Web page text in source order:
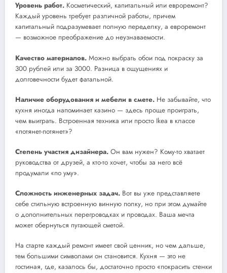
Уровень работ. Косметический, капитальный или евроремонт?
Каждый уровень требует различной работы, причем
капитальный подразумевает полную переделку, а евроремонт
— возможное преображение до неузнаваемости.
Качество материалов. Можно выбрать обои под покраску за
300 рублей или за 3000. Разница в ощущениях и
долговечности будет фатальной.
Наличие оборудования и мебели в смете. Не забывайте, что
кухня иногда напоминает казино — здесь проще проиграть,
чем выиграть. Встроенная техника или просто Ikea в классе
«потянет-потянет»?
Степень участия дизайнера. Он вам нужен? Кому-то хватает
руководства от друзей, а кто-то хочет, чтобы за него всё
продумали «по уму».
Сложность инженерных задач. Вот вы уже представляете
себе стильную встроенную винную полку, но при этом думайте
о дополнительных перегроводках и проводах. Ваша мечта
может обернуться пугающей сметой.
На старте каждый ремонт имеет свой ценник, но чем дальше,
тем большими символами он становится. Кухня — это не
гостиная, где, казалось бы, достаточно просто «покрасить стенки